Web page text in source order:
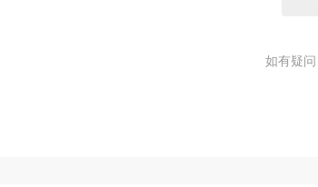
如有疑问